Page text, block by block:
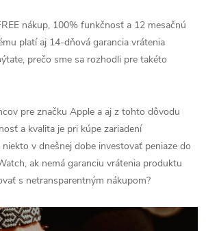
nákup, 100% funkčnosť a 12 mesačnú
platí aj 14-dňová garancia vrátenia
prečo sme sa rozhodli pre takéto
pre značku Apple a aj z tohto dôvodu
a kvalita je pri kúpe zariadení
v dnešnej dobe investovať peniaze do
ak nemá garanciu vrátenia produktu
s netransparentným nákupom?